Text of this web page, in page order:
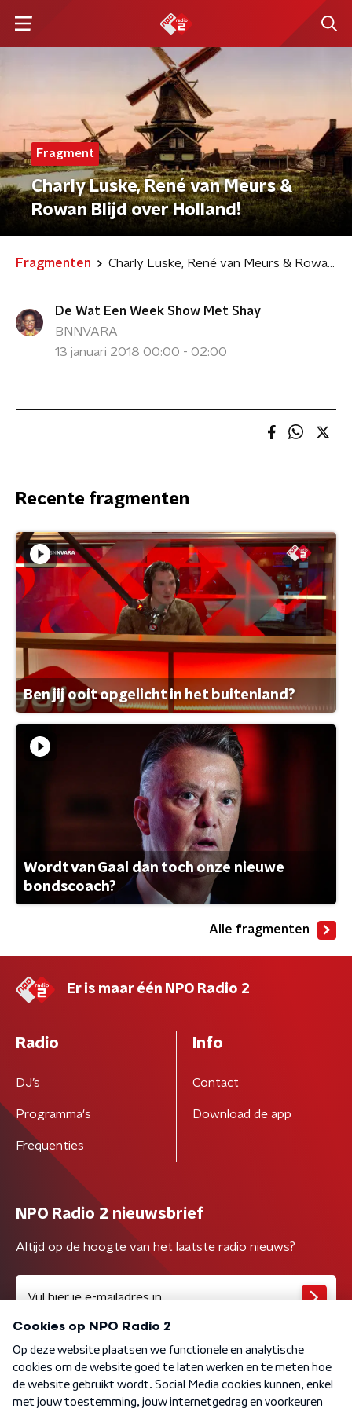
Fragment
Charly Luske, René van Meurs &
Rowan Blijd over Holland!
Fragmenten Charly Luske, René van Meurs & Rowan Blijd over Holland!
De Wat Een Week Show Met Shay
BNNVARA
13 januari 2018 00:00 - 02:00
Recente fragmenten
Ben jij ooit opgelicht in het buitenland?
Wordt van Gaal dan toch onze nieuwe
bondscoach?
Alle fragmenten
Er is maar één NPO Radio 2
Radio
DJ’s
Programma's
Frequenties
Info
Contact
Download de app
NPO Radio 2 nieuwsbrief
Altijd op de hoogte van het laatste radio nieuws?
Algemene voorwaarden